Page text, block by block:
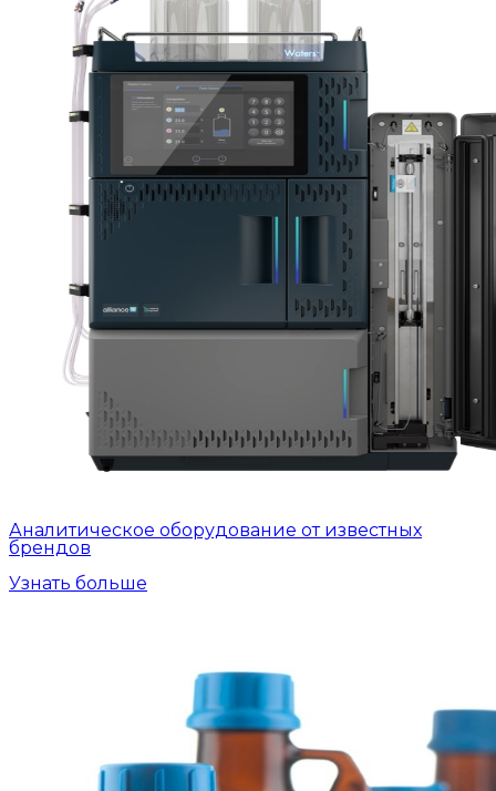
Аналитическое оборудование от известных
брендов
Узнать больше